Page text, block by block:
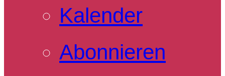
Kalender
Abonnieren